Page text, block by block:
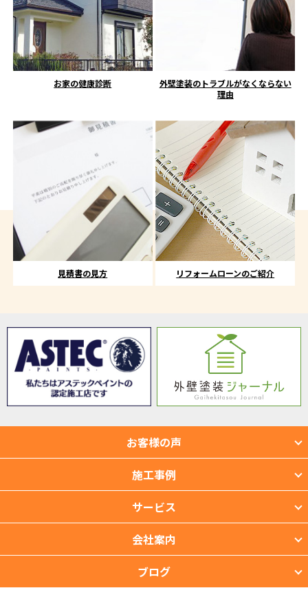
お家の健康診断
外壁塗装のトラブルがなくならない
理由
見積書の見方 リフォームローンのご紹介
お客様の声
施工事例
サービス
会社案内
ブログ